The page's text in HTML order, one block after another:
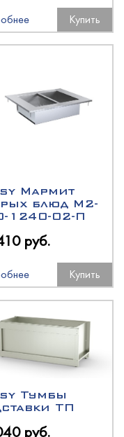
Купить
Мармит
блюд М2-
1240-02-П
руб.
Купить
Тумбы
ТП
руб.